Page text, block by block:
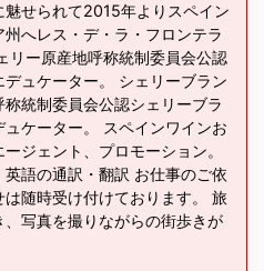
魅せられて2015年よりスペイン
州へレス・デ・ラ・フロンテラ
リー原産地呼称統制委員会公認
デュケーター。 シェリーブラン
統制委員会公認シェリーブラ
ュケーター。 スペインワインお
ジェント、プロモーション。
英語の通訳・翻訳 お仕事のご依
は随時受け付けております。 旅
、写真を撮りながらの街歩きが